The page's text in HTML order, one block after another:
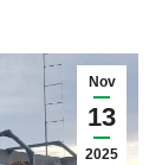
Nov
13
2025